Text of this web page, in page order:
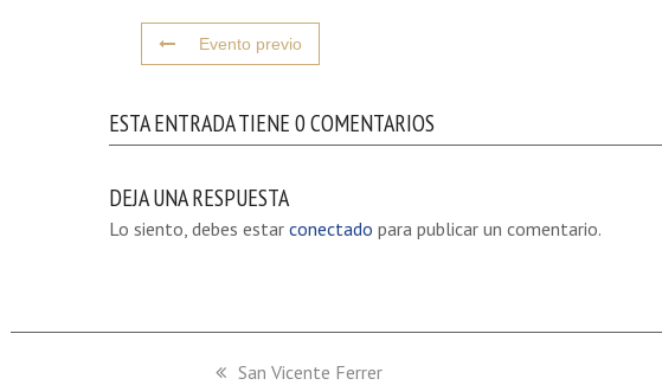
Evento previo
ESTA ENTRADA TIENE 0 COMENTARIOS
DEJA UNA RESPUESTA
Lo siento, debes estar conectado para publicar un comentario.
previous
San Vicente Ferrer